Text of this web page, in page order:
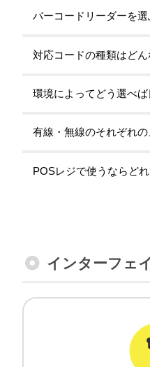
バーコードリーダーを
対応コードの種類はど
環境によってどう選べば
有線・無線のそれぞれの
POSレジで使うならど
インターフェ
有線バーコードリー